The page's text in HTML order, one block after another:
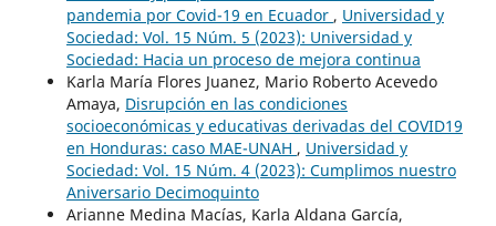
pandemia por Covid-19 en Ecuador , Universidad y
Sociedad: Vol. 15 Núm. 5 (2023): Universidad y
Sociedad: Hacia un proceso de mejora continua
Karla María Flores Juanez, Mario Roberto Acevedo
Amaya, Disrupción en las condiciones
socioeconómicas y educativas derivadas del COVID19
en Honduras: caso MAE-UNAH , Universidad y
Sociedad: Vol. 15 Núm. 4 (2023): Cumplimos nuestro
Aniversario Decimoquinto
Arianne Medina Macías, Karla Aldana García,